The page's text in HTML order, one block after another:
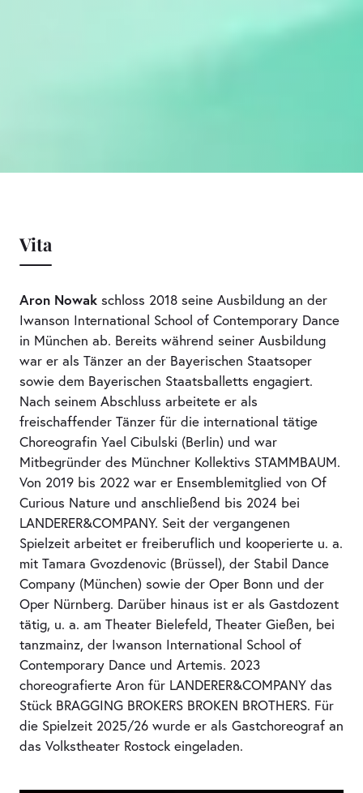
Vita
Aron Nowak schloss 2018 seine Ausbildung an der
Iwanson International School of Contemporary Dance
in München ab. Bereits während seiner Ausbildung
war er als Tänzer an der Bayerischen Staatsoper
sowie dem Bayerischen Staatsballetts engagiert.
Nach seinem Abschluss arbeitete er als
freischaffender Tänzer für die international tätige
Choreografin Yael Cibulski (Berlin) und war
Mitbegründer des Münchner Kollektivs STAMMBAUM.
Von 2019 bis 2022 war er Ensemblemitglied von Of
Curious Nature und anschließend bis 2024 bei
LANDERER&COMPANY. Seit der vergangenen
Spielzeit arbeitet er freiberuflich und kooperierte u. a.
mit Tamara Gvozdenovic (Brüssel), der Stabil Dance
Company (München) sowie der Oper Bonn und der
Oper Nürnberg. Darüber hinaus ist er als Gastdozent
tätig, u. a. am Theater Bielefeld, Theater Gießen, bei
tanzmainz, der Iwanson International School of
Contemporary Dance und Artemis. 2023
choreografierte Aron für LANDERER&COMPANY das
Stück BRAGGING BROKERS BROKEN BROTHERS. Für
die Spielzeit 2025/26 wurde er als Gastchoreograf an
das Volkstheater Rostock eingeladen.